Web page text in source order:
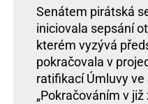
Senátem pirátská
iniciovala sepsání
kterém vyzývá
pokračovala v
ratifikací Úmluvy ve
„Pokračováním v